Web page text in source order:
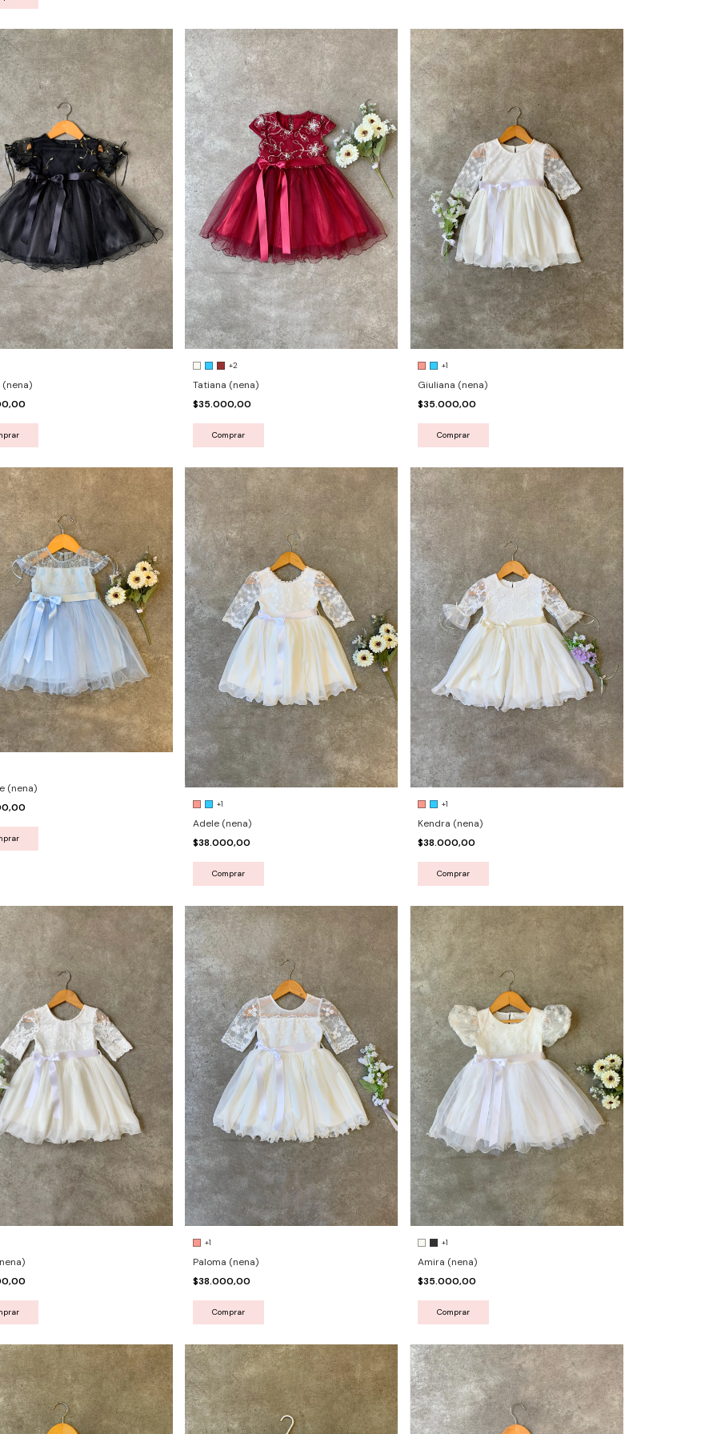
+2
Tatiana (nena)
$35.000,00
Comprar
+1
Giuliana (nena)
$35.000,00
Comprar
(nena)
+1
Adele (nena)
$38.000,00
Comprar
+1
Kendra (nena)
$38.000,00
Comprar
+1
Paloma (nena)
$38.000,00
Comprar
+1
Amira (nena)
$35.000,00
Comprar